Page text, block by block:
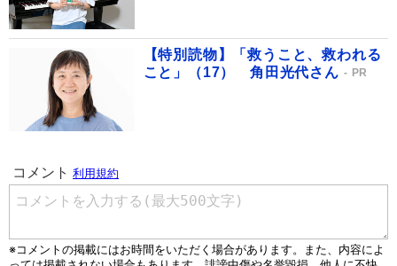
【特別読物】「救うこと、救われる
こと」（17） 角田光代さん
PR